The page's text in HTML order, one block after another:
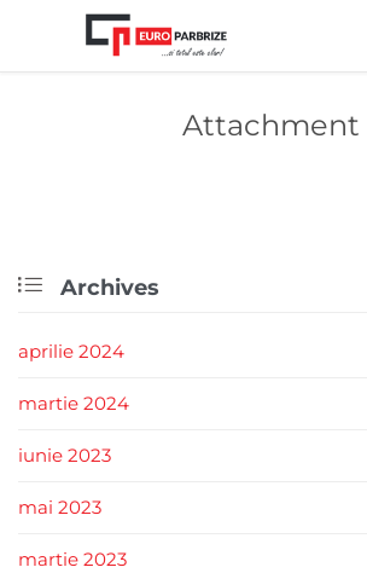
Attachment
 Archives
aprilie 2024
martie 2024
iunie 2023
mai 2023
martie 2023